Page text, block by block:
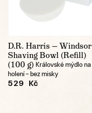
D.R. Harris — Windsor
Shaving Bowl (Refill)
(100 g) Královské mýdlo na
holení – bez misky
529 Kč